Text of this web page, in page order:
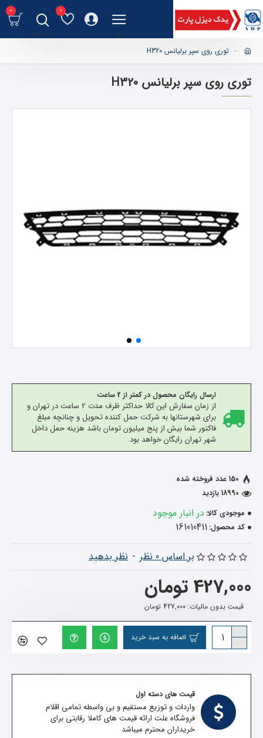
0
0
توری روی سپر برلیانس H320
توری روی سپر برلیانس H320
ارسال رایگان محصول در کمتر از 2 ساعت
از زمان سفارش این کالا حداکثر ظرف مدت 2 ساعت در تهران و
برای شهرستانها به شرکت حمل کننده تحویل و چنانچه مبلغ
فاکتور شما بیش از پنج میلیون تومان باشد هزینه حمل داخل
شهر تهران رایگان خواهد بود.
موجودی کالا: در انبار موجود
کد محصول: 161010411
150 عدد فروخته شده
18990 بازدید
بر اساس 0 نظر - نظر بدهید
427,000 تومان
قیمت بدون مالیات: 427,000 تومان
اضافه به سبد خرید
قیمت های دسته اول
واردات و توزیع مستقیم و بی واسطه تمامی اقلام
فروشگاه علت ارائه قیمت های کاملا رقابتی برای
خریداران محترم میباشد